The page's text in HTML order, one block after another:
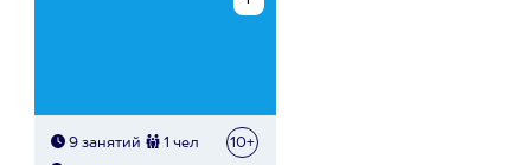
9 занятий 1 чел 10+